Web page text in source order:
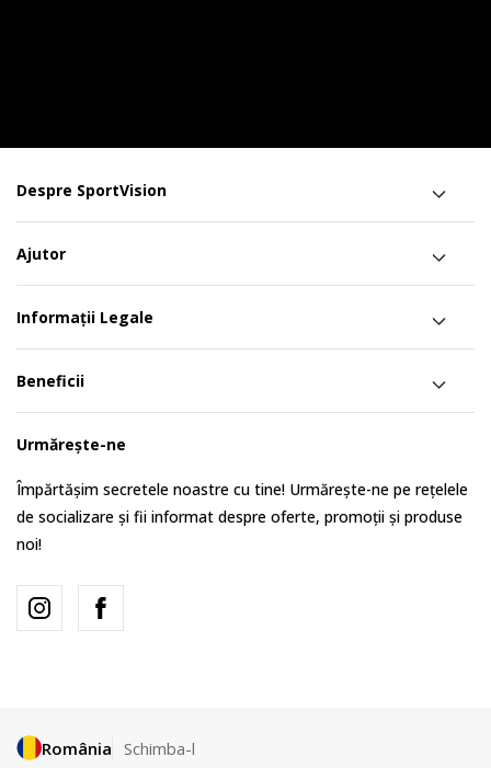
Despre SportVision
Ajutor
Informații Legale
Beneficii
Urmărește-ne
Împărtășim secretele noastre cu tine! Urmărește-ne pe rețelele
de socializare și fii informat despre oferte, promoții și produse
noi!
România Schimba-l